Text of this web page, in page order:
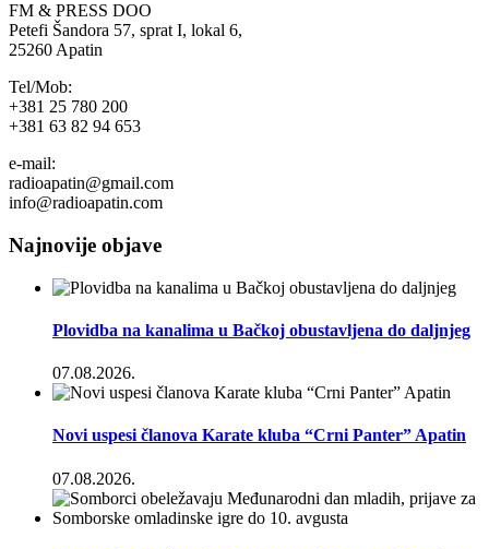
FM & PRESS DOO
Petefi Šandora 57, sprat I, lokal 6,
25260 Apatin
Tel/Mob:
+381 25 780 200
+381 63 82 94 653
e-mail:
radioapatin@gmail.com
info@radioapatin.com
Najnovije objave
Plovidba na kanalima u Bačkoj obustavljena do daljnjeg
07.08.2026.
Novi uspesi članova Karate kluba “Crni Panter” Apatin
07.08.2026.